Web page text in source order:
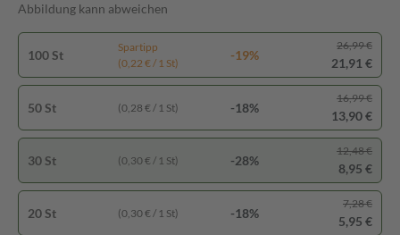
Abbildung kann abweichen
100 St
Spartipp
(0,22 € / 1 St)
-19%
26,99 €
21,91 €
50 St (0,28 € / 1 St) -18%
16,99 €
13,90 €
30 St (0,30 € / 1 St) -28%
12,48 €
8,95 €
20 St (0,30 € / 1 St) -18%
7,28 €
5,95 €